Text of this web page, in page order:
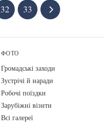
32 33
ФОТО
Громадські заходи
Зустрічі й наради
Робочі поїздки
Зарубіжні візити
Всі галереї